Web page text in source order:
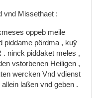
vnd Missethaet :
oppeb meile
piddame pördma , kuÿ
. ninck piddaket meles ,
vstorbenen Heiligen ,
wercken Vnd vdienst
allein laßen vnd geben .